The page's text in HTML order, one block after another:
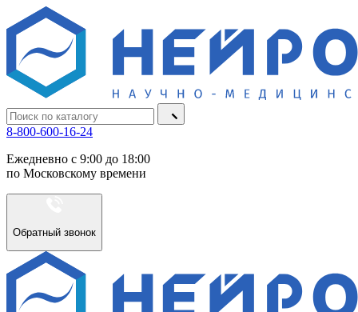
8-800-600-16-24
Ежедневно с 9:00 до 18:00
по Московскому времени
Обратный звонок